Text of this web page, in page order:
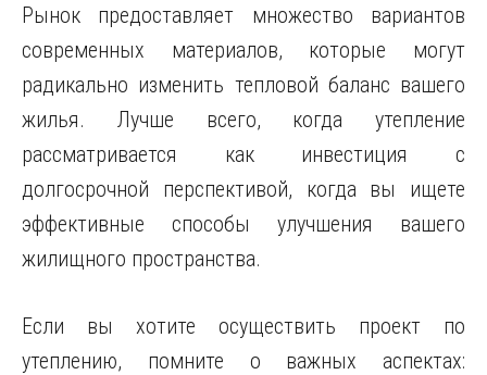
Рынок предоставляет множество вариантов
современных материалов, которые могут
радикально изменить тепловой баланс вашего
жилья. Лучше всего, когда утепление
рассматривается как инвестиция с
долгосрочной перспективой, когда вы ищете
эффективные способы улучшения вашего
жилищного пространства.
Если вы хотите осуществить проект по
утеплению, помните о важных аспектах: